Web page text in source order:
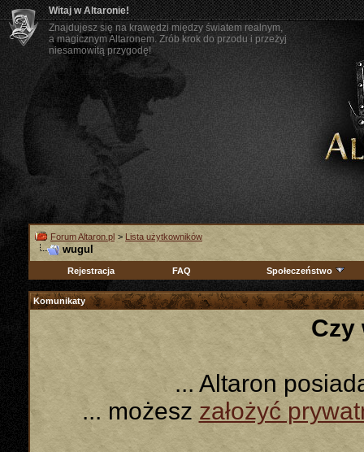
Witaj w Altaronie!
Znajdujesz się na krawędzi między światem realnym,
a magicznym Altaronem. Zrób krok do przodu i przeżyj
niesamowitą przygodę!
Forum Altaron.pl > Lista użytkowników
wugul
Rejestracja FAQ Społeczeństwo
Komunikaty
Czy
... Altaron
... możeszzałożyć